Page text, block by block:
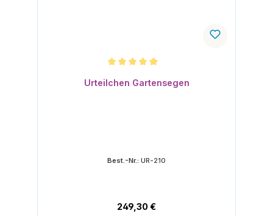
Urteilchen Gartensegen
Best.-Nr.: UR-210
Regulärer Preis:
249,30 €